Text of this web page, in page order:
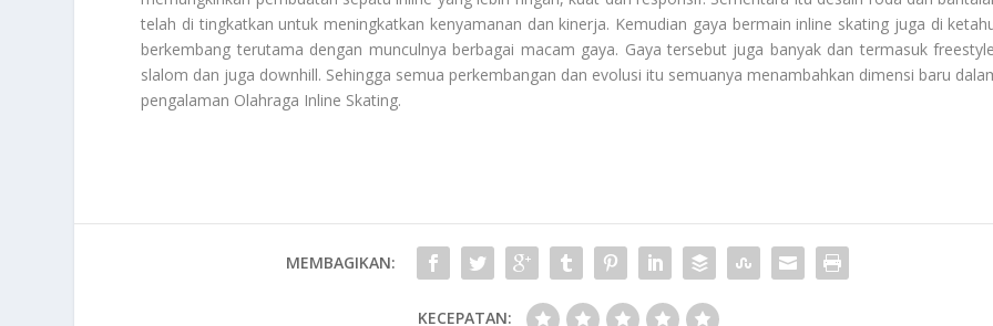
telah di tingkatkan untuk meningkatkan kenyamanan dan kinerja. Kemudian gaya bermain inline skating juga di
berkembang terutama dengan munculnya berbagai macam gaya. Gaya tersebut juga banyak dan termasuk
slalom dan juga downhill. Sehingga semua perkembangan dan evolusi itu semuanya menambahkan dimensi baru
pengalaman Olahraga Inline Skating.
MEMBAGIKAN:
KECEPATAN: